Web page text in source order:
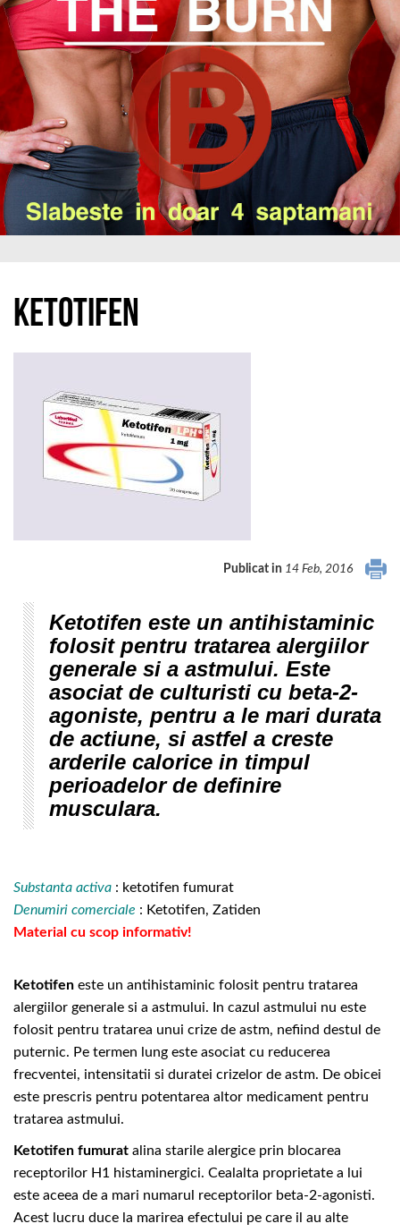
Ketotifen
Publicat in 14 Feb, 2016
Ketotifen este un antihistaminic
folosit pentru tratarea alergiilor
generale si a astmului. Este
asociat de culturisti cu beta-2-
agoniste, pentru a le mari durata
de actiune, si astfel a creste
arderile calorice in timpul
perioadelor de definire
musculara.
Substanta activa : ketotifen fumurat
Denumiri comerciale : Ketotifen, Zatiden
Material cu scop informativ!
Ketotifen este un antihistaminic folosit pentru tratarea
alergiilor generale si a astmului. In cazul astmului nu este
folosit pentru tratarea unui crize de astm, nefiind destul de
puternic. Pe termen lung este asociat cu reducerea
frecventei, intensitatii si duratei crizelor de astm. De obicei
este prescris pentru potentarea altor medicament pentru
tratarea astmului.
Ketotifen fumurat alina starile alergice prin blocarea
receptorilor H1 histaminergici. Cealalta proprietate a lui
este aceea de a mari numarul receptorilor beta-2-agonisti.
Acest lucru duce la marirea efectului pe care il au alte